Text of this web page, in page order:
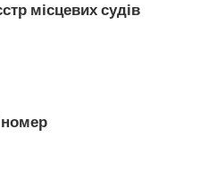
місцевих судів
номер